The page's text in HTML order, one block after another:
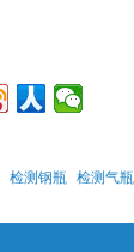
检测钢瓶 检测气瓶